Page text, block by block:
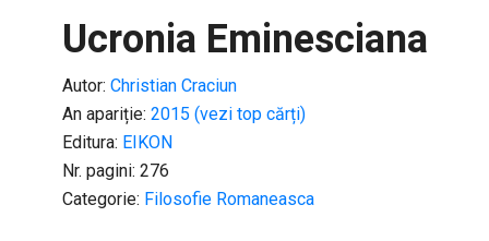
Ucronia Eminesciana
Autor: Christian Craciun
An apariție: 2015 (vezi top cărți)
Editura: EIKON
Nr. pagini: 276
Categorie: Filosofie Romaneasca